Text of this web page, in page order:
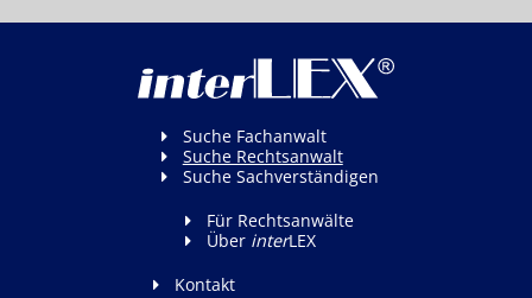
Suche Fachanwalt
Suche Rechtsanwalt
Suche Sachverständigen
Für Rechtsanwälte
Über interLEX
Kontakt